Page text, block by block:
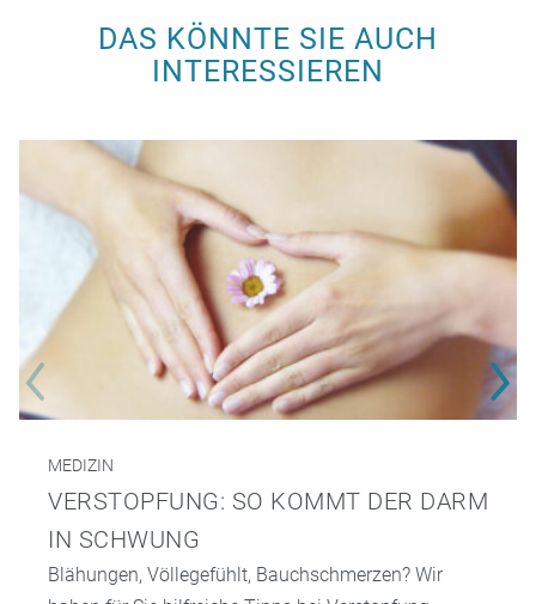
DAS KÖNNTE SIE AUCH
INTERESSIEREN
MEDIZIN
VERSTOPFUNG: SO KOMMT DER DARM
IN SCHWUNG
Blähungen, Völlegefühlt, Bauchschmerzen? Wir